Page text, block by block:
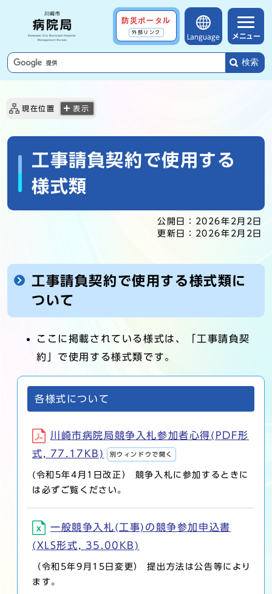
防災ポータル
外部リンク
Language メニュー
検索
現在位置 表示
工事請負契約で使用する
様式類
公開日：
2026年2月2日
更新日：
2026年2月2日
工事請負契約で使用する様式類に
ついて
ここに掲載されている様式は、「工事請負契
約」で使用する様式類です。
各様式について
川崎市病院局競争入札参加者心得(PDF形
式, 77.17KB)
別ウィンドウで開く
(令和5年4月1日改正） 競争入札に参加するときに
は必ずご覧ください。
一般競争入札(工事)の競争参加申込書
(XLS形式, 35.00KB)
（令和5年9月15日変更） 提出方法は公告等により
ます。